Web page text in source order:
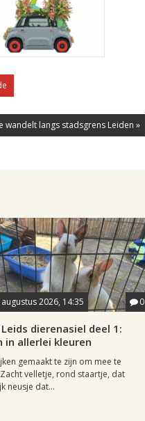
wandelt langs stadsgrens Leiden »
2026, 14:35 0
dierenasiel deel 1:
in allerlei kleuren
gemaakt te zijn om mee te
velletje, rond staartje, dat
neusje dat...